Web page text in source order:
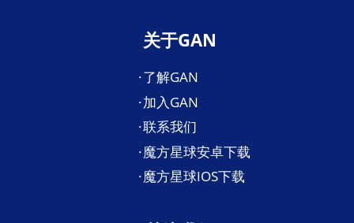
关于GAN
了解GAN
加入GAN
联系我们
魔方星球安卓下载
魔方星球IOS下载